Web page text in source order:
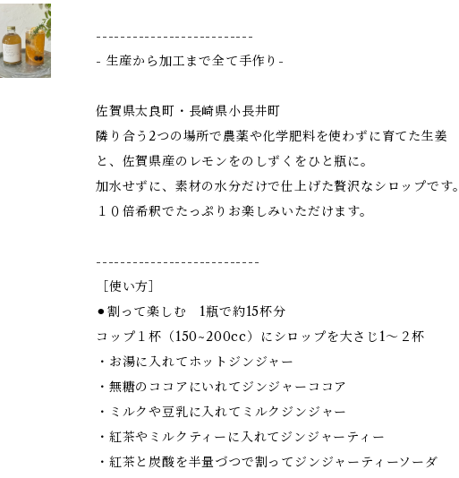
--------------------------
- 生産から加工まで全て手作り-
佐賀県太良町・長崎県小長井町
隣り合う2つの場所で農薬や化学肥料を使わずに育てた生姜
と、佐賀県産のレモンをのしずくをひと瓶に。
加水せずに、素材の水分だけで仕上げた贅沢なシロップです。
１０倍希釈でたっぷりお楽しみいただけます。
---------------------------
［使い方］
⚫︎割って楽しむ 1瓶で約15杯分
コップ１杯（150~200cc）にシロップを大さじ1〜２杯
・お湯に入れてホットジンジャー
・無糖のココアにいれてジンジャーココア
・ミルクや豆乳に入れてミルクジンジャー
・紅茶やミルクティーに入れてジンジャーティー
・紅茶と炭酸を半量づつで割ってジンジャーティーソーダ